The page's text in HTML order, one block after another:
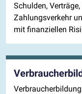
Schulden,
Zahlungsverkehr
mit finanziellen